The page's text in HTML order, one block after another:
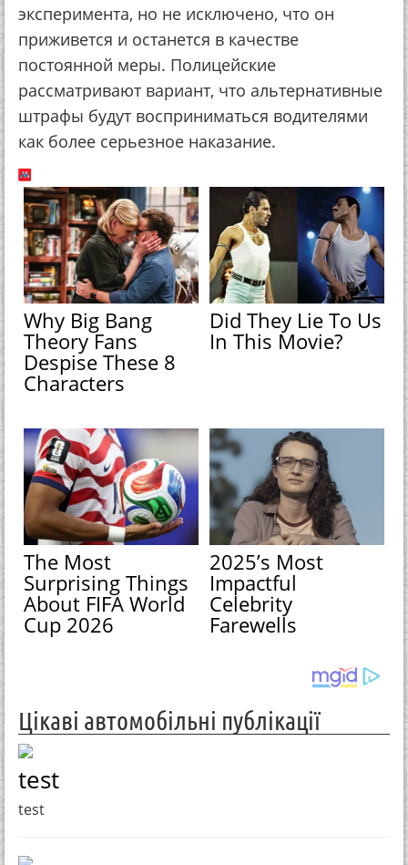
эксперимента, но не исключено, что он
приживется и останется в качестве
постоянной меры. Полицейские
рассматривают вариант, что альтернативные
штрафы будут восприниматься водителями
как более серьезное наказание.
Why Big Bang
Theory Fans
Despise These 8
Characters
Did They Lie To Us
In This Movie?
The Most
Surprising Things
About FIFA World
Cup 2026
2025’s Most
Impactful
Celebrity
Farewells
Цікаві автомобільні публікації
test
test